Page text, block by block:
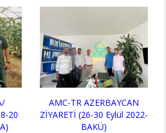
20
AMC-TR AZERBAYCAN
ZİYARETİ (26-30 Eylül 2022-
BAKÜ)